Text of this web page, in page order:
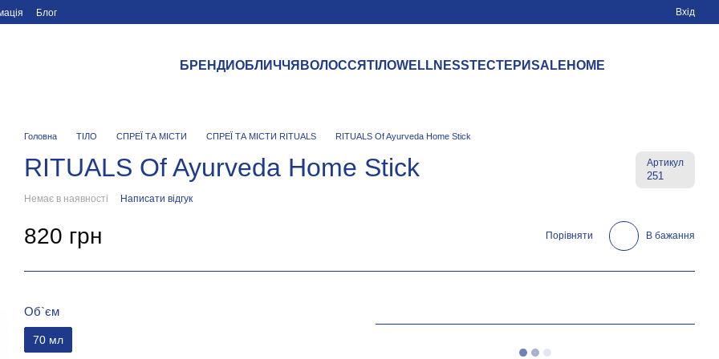
Блог Вхід
БРЕНДИОБЛИЧЧЯ ВОЛОССЯТІЛОWELLNESSТЕСТЕРИSALE HOME
Головна ТІЛО СПРЕЇ ТА МІСТИ СПРЕЇ ТА МІСТИ RITUALS RITUALS Of Ayurveda Home Stick
RITUALS Of Ayurveda Home Stick Артикул
251
Немає в наявності Написати відгук
820 грн Порівняти В бажання
Об`єм
70 мл